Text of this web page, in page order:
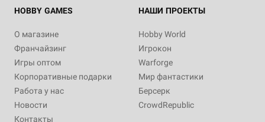
HOBBY GAMES
О магазине
Франчайзинг
Игры оптом
Корпоративные подарки
Работа у нас
Новости
Контакты
НАШИ ПРОЕКТЫ
Hobby World
Игрокон
Warforge
Мир фантастики
Берсерк
CrowdRepublic